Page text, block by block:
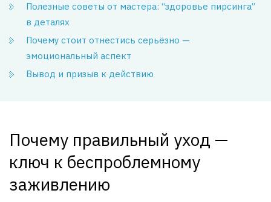
Полезные советы от мастера: “здоровье пирсинга”
в деталях
Почему стоит отнестись серьёзно —
эмоциональный аспект
Вывод и призыв к действию
Почему правильный уход —
ключ к беспроблемному
заживлению